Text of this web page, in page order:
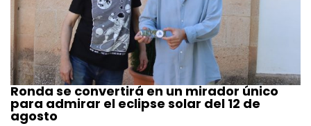
Ronda se convertirá en un mirador único
para admirar el eclipse solar del 12 de
agosto